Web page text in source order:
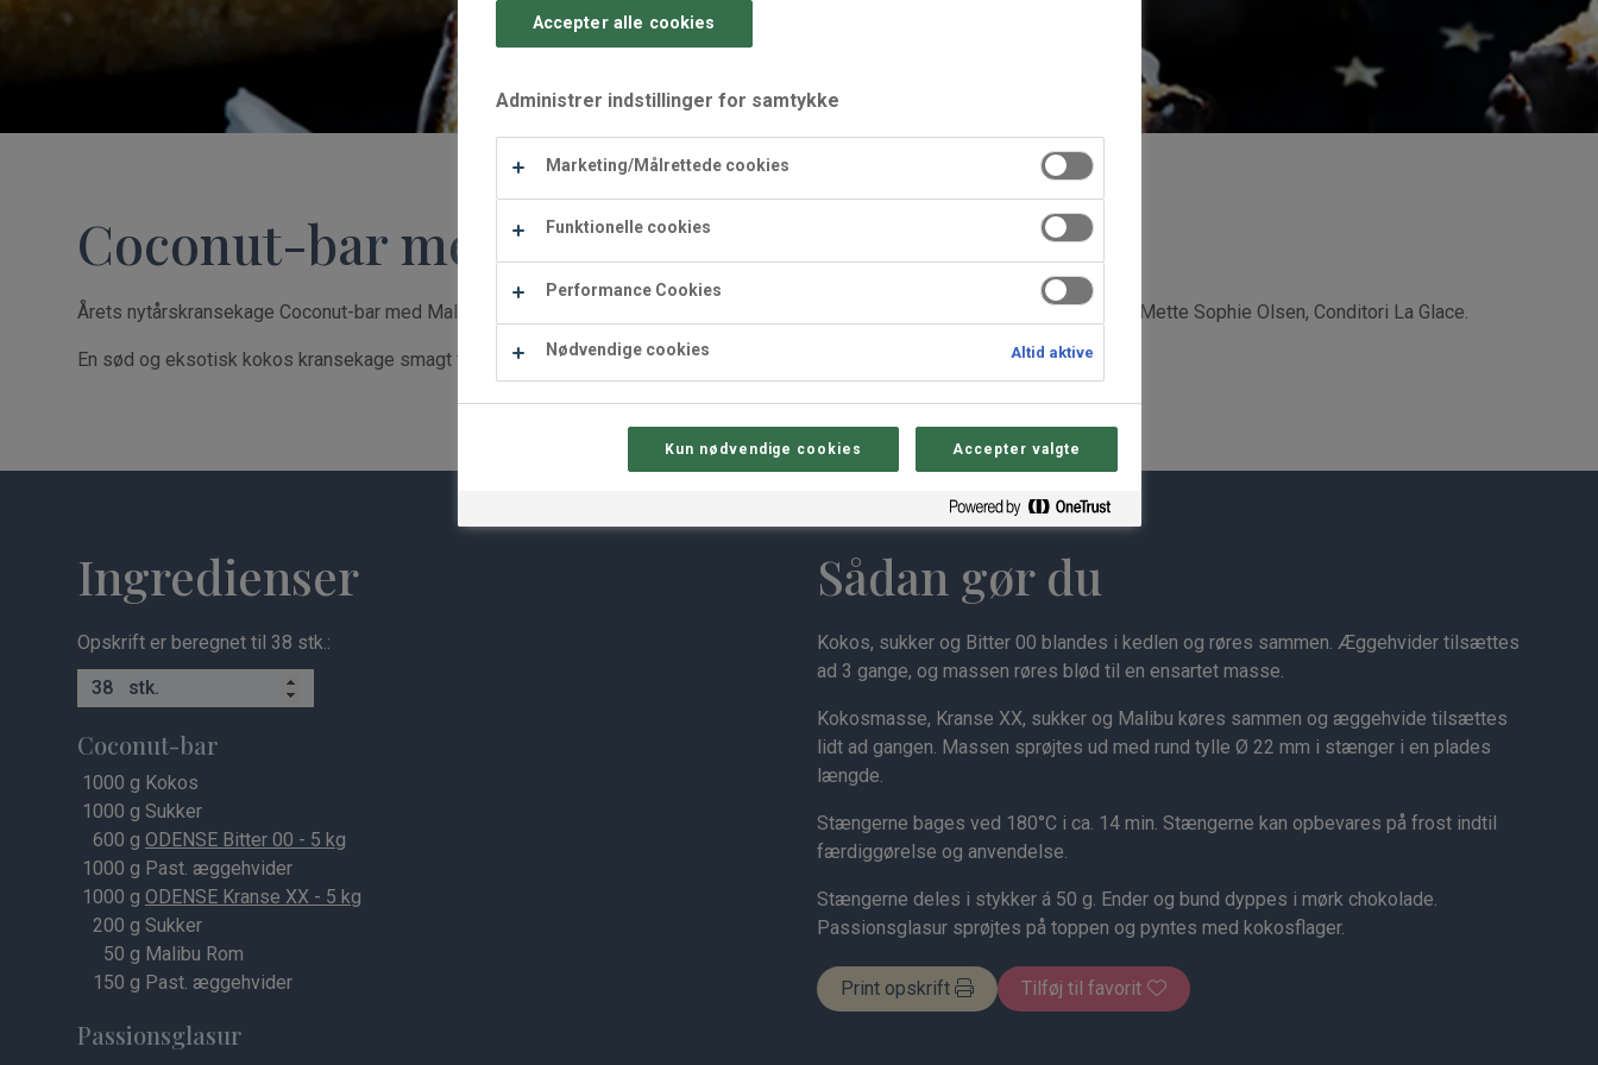
Coconut-bar med Malibu
Årets nytårskransekage Coconut-bar med Malibu er inspireret af vinderen af Danmarks bedste kransekagestykke 2015, lavet af Mette Sophie Olsen, Conditori La Glace.
En sød og eksotisk kokos kransekage smagt til med Malibu og frisk passion.
Ingredienser
Opskrift er beregnet til 38 stk.:
stk.
Coconut-bar
1000 g Kokos
1000 g Sukker
600 g ODENSE Bitter 00 - 5 kg
1000 g Past. æggehvider
1000 g ODENSE Kranse XX - 5 kg
200 g Sukker
50 g Malibu Rom
150 g Past. æggehvider
Passionsglasur
Sådan gør du
Kokos, sukker og Bitter 00 blandes i kedlen og røres sammen. Æggehvider tilsættes
ad 3 gange, og massen røres blød til en ensartet masse.
Kokosmasse, Kranse XX, sukker og Malibu køres sammen og æggehvide tilsættes
lidt ad gangen. Massen sprøjtes ud med rund tylle Ø 22 mm i stænger i en plades
længde.
Stængerne bages ved 180°C i ca. 14 min. Stængerne kan opbevares på frost indtil
færdiggørelse og anvendelse.
Stængerne deles i stykker á 50 g. Ender og bund dyppes i mørk chokolade.
Passionsglasur sprøjtes på toppen og pyntes med kokosflager.
Print opskrift Tilføj til favorit
Accepter alle cookies
Administrer indstillinger for samtykke
Marketing/Målrettede cookies
Funktionelle cookies
Performance Cookies
Nødvendige cookies Altid aktive
Kun nødvendige cookies Accepter valgte